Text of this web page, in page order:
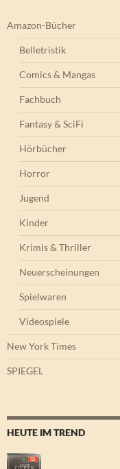
Amazon-Bücher
Belletristik
Comics & Mangas
Fachbuch
Fantasy & SciFi
Hörbücher
Horror
Jugend
Kinder
Krimis & Thriller
Neuerscheinungen
Spielwaren
Videospiele
New York Times
SPIEGEL
HEUTE IM TREND